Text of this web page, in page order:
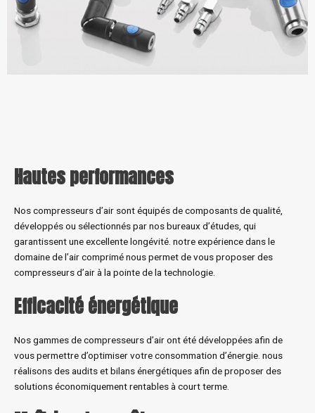
Hautes performances
Nos compresseurs d’air sont équipés de composants de qualité,
développés ou sélectionnés par nos bureaux d’études, qui
garantissent une excellente longévité. notre expérience dans le
domaine de l’air comprimé nous permet de vous proposer des
compresseurs d’air à la pointe de la technologie.
Efficacité énergétique
Nos gammes de compresseurs d’air ont été développées afin de
vous permettre d’optimiser votre consommation d’énergie. nous
réalisons des audits et bilans énergétiques afin de proposer des
solutions économiquement rentables à court terme.